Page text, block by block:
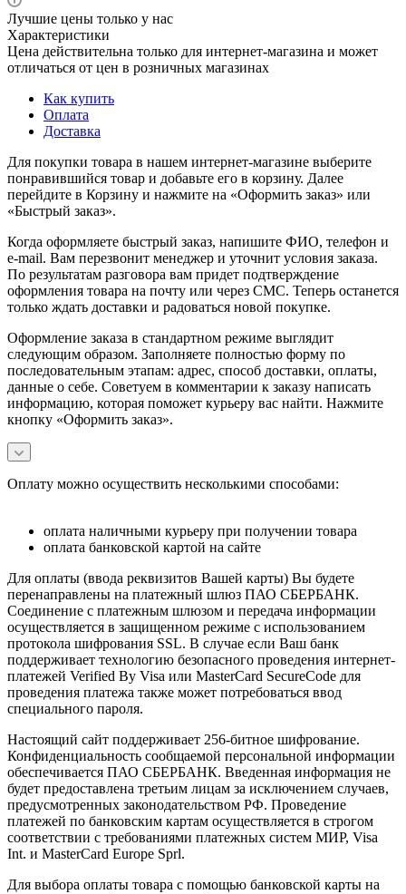
Лучшие цены только у нас
Характеристики
Цена действительна только для интернет-магазина и может
отличаться от цен в розничных магазинах
Как купить
Оплата
Доставка
Для покупки товара в нашем интернет-магазине выберите
понравившийся товар и добавьте его в корзину. Далее
перейдите в Корзину и нажмите на «Оформить заказ» или
«Быстрый заказ».
Когда оформляете быстрый заказ, напишите ФИО, телефон и
e-mail. Вам перезвонит менеджер и уточнит условия заказа.
По результатам разговора вам придет подтверждение
оформления товара на почту или через СМС. Теперь останется
только ждать доставки и радоваться новой покупке.
Оформление заказа в стандартном режиме выглядит
следующим образом. Заполняете полностью форму по
последовательным этапам: адрес, способ доставки, оплаты,
данные о себе. Советуем в комментарии к заказу написать
информацию, которая поможет курьеру вас найти. Нажмите
кнопку «Оформить заказ».
Оплату можно осуществить несколькими способами:
оплата наличными курьеру при получении товара
оплата банковской картой на сайте
Для оплаты (ввода реквизитов Вашей карты) Вы будете
перенаправлены на платежный шлюз ПАО СБЕРБАНК.
Соединение с платежным шлюзом и передача информации
осуществляется в защищенном режиме с использованием
протокола шифрования SSL. В случае если Ваш банк
поддерживает технологию безопасного проведения интернет-
платежей Verified By Visa или MasterCard SecureCode для
проведения платежа также может потребоваться ввод
специального пароля.
Настоящий сайт поддерживает 256-битное шифрование.
Конфиденциальность сообщаемой персональной информации
обеспечивается ПАО СБЕРБАНК. Введенная информация не
будет предоставлена третьим лицам за исключением случаев,
предусмотренных законодательством РФ. Проведение
платежей по банковским картам осуществляется в строгом
соответствии с требованиями платежных систем МИР, Visa
Int. и MasterCard Europe Sprl.
Для выбора оплаты товара с помощью банковской карты на